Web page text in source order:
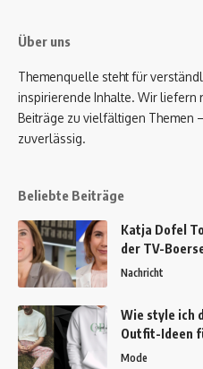
Über uns
Themenquelle steht für
inspirierende Inhalte. Wir liefern
Beiträge zu vielfältigen Themen
zuverlässig.
Beliebte Beiträge
Katja Dofel
der TV-
Nachricht
Wie style ich
Outfit-Ideen
Mode